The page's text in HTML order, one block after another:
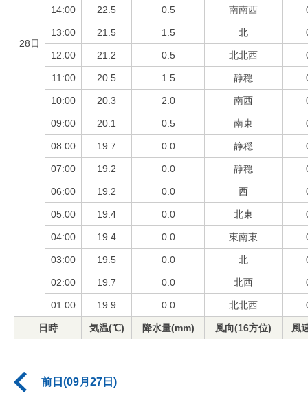
28日
14:00 22.5 0.5 南南西
13:00 21.5 1.5 北
12:00 21.2 0.5 北北西
11:00 20.5 1.5 静穏
10:00 20.3 2.0 南西
09:00 20.1 0.5 南東
08:00 19.7 0.0 静穏
07:00 19.2 0.0 静穏
06:00 19.2 0.0 西
05:00 19.4 0.0 北東
04:00 19.4 0.0 東南東
03:00 19.5 0.0 北
02:00 19.7 0.0 北西
01:00 19.9 0.0 北北西
日時 気温(℃) 降水量(mm) 風向(16方位) 風
前日(09月27日)